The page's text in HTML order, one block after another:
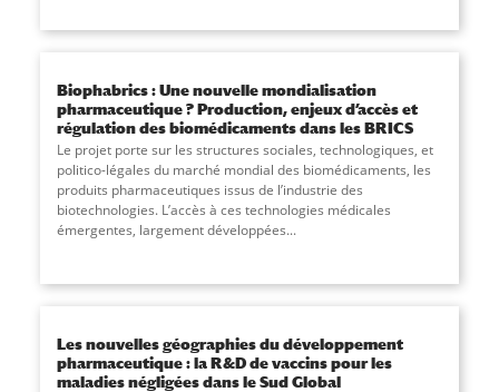
Biophabrics : Une nouvelle mondialisation
pharmaceutique ? Production, enjeux d’accès et
régulation des biomédicaments dans les BRICS
Le projet porte sur les structures sociales, technologiques, et
politico-légales du marché mondial des biomédicaments, les
produits pharmaceutiques issus de l’industrie des
biotechnologies. L’accès à ces technologies médicales
émergentes, largement développées...
Les nouvelles géographies du développement
pharmaceutique : la R&D de vaccins pour les
maladies négligées dans le Sud Global